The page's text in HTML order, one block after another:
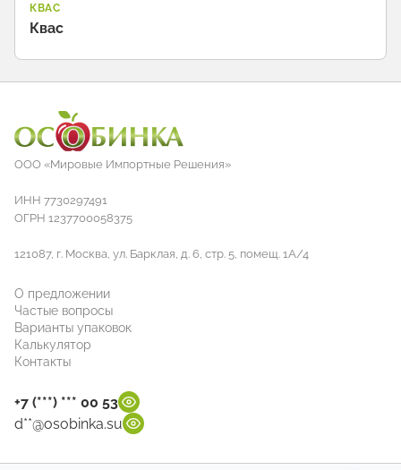
КВАС
Квас
ООО «Мировые Импортные Решения»
ИНН 7730297491
ОГРН 1237700058375
121087, г. Москва, ул. Барклая, д. 6, стр. 5, помещ. 1А/4
О предложении
Частые вопросы
Варианты упаковок
Калькулятор
Контакты
+7 (***) *** 00 53
d**@osobinka.su